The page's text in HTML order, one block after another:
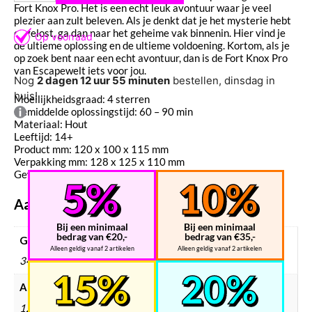
Fort Knox Pro. Het is een echt leuk avontuur waar je veel
plezier aan zult beleven. Als je denkt dat je het mysterie hebt
opgelost, ga dan naar het geheime vak binnenin. Hier vind je
de ultieme oplossing en de ultieme voldoening. Kortom, als je
op zoek bent naar een echt avontuur, dan is de Fort Knox Pro
van Escapewelt iets voor jou.
Moeilijkheidsgraad: 4 sterren
Gemiddelde oplossingstijd: 60 – 90 min
Materiaal: Hout
Leeftijd: 14+
Product mm: 120 x 100 x 115 mm
Verpakking mm: 128 x 125 x 110 mm
Gewicht: 348 gr
Aanvullende informatie
Gewicht
348 g
Afmetingen
128 × 125 × 110 mm
Nog 2 dagen 12 uur 55 minuten bestellen, dinsdag in
huis!
Bij een minimaal
bedrag van €20,-
Alleen geldig vanaf 2 artikelen
Bij een minimaal
bedrag van €35,-
Alleen geldig vanaf 2 artikelen